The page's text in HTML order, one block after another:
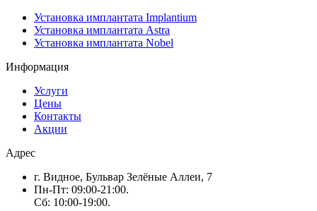
Установка имплантата Implantium
Установка имплантата Astra
Установка имплантата Nobel
Информация
Услуги
Цены
Контакты
Акции
Адрес
г. Видное, Бульвар Зелёные Аллеи, 7
Пн-Пт: 09:00-21:00.
Сб: 10:00-19:00.